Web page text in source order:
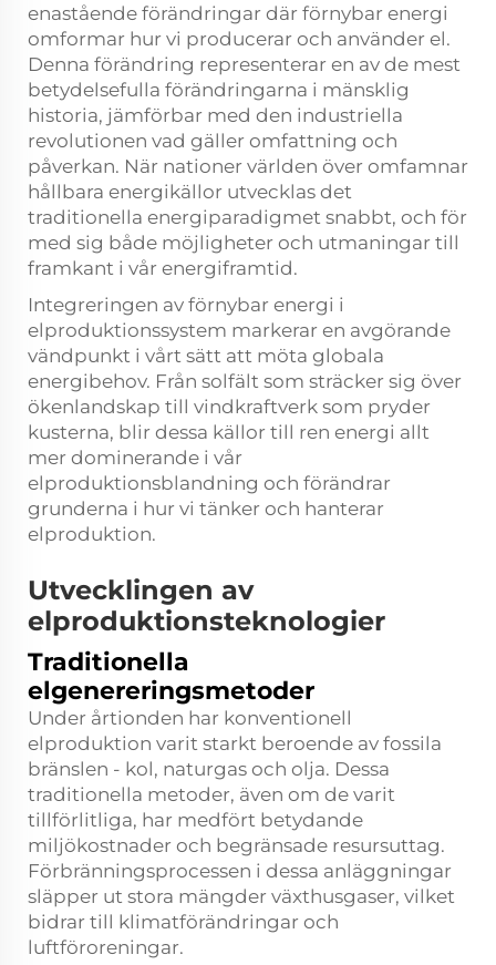
enastående förändringar där förnybar energi
omformar hur vi producerar och använder el.
Denna förändring representerar en av de mest
betydelsefulla förändringarna i mänsklig
historia, jämförbar med den industriella
revolutionen vad gäller omfattning och
påverkan. När nationer världen över omfamnar
hållbara energikällor utvecklas det
traditionella energiparadigmet snabbt, och för
med sig både möjligheter och utmaningar till
framkant i vår energiframtid.
Integreringen av förnybar energi i
elproduktionssystem markerar en avgörande
vändpunkt i vårt sätt att möta globala
energibehov. Från solfält som sträcker sig över
ökenlandskap till vindkraftverk som pryder
kusterna, blir dessa källor till ren energi allt
mer dominerande i vår
elproduktionsblandning och förändrar
grunderna i hur vi tänker och hanterar
elproduktion.
Utvecklingen av
elproduktionsteknologier
Traditionella
elgenereringsmetoder
Under årtionden har konventionell
elproduktion varit starkt beroende av fossila
bränslen - kol, naturgas och olja. Dessa
traditionella metoder, även om de varit
tillförlitliga, har medfört betydande
miljökostnader och begränsade resursuttag.
Förbränningsprocessen i dessa anläggningar
släpper ut stora mängder växthusgaser, vilket
bidrar till klimatförändringar och
luftföroreningar.